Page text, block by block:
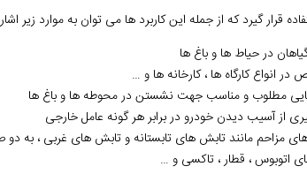
قرار گیرد که از جمله این کاربرد ها می توان به موارد زیر
در حیاط ها و باغ ها
انواع کارگاه ها ، کارخانه ها و …
مطلوب و مناسب جهت نشستن در محوطه ها و باغ ها
از آسیب دیدن خودرو در برابر هر گونه عامل خارجی
های مزاحم مانند تابش های تابستانه و تابش های غربی ، به
اتوبوس ، قطار ، تاکسی و …